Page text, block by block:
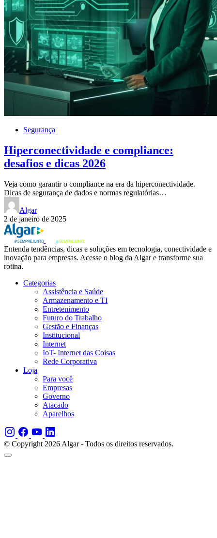
Segurança
Hiperconectividade e compliance:
desafios e dicas 2026
Veja como garantir o compliance na era da hiperconectividade.
Dicas de segurança de dados e normas regulatórias…
Algar
2 de janeiro de 2025
Entenda tendências, dicas e soluções em tecnologia, conectividade e
inovação para empresas. Acesse o blog da Algar e transforme sua
rotina.
Categorias
Assistência e Saúde
Armazenamento e TI
Entretenimento
Futuro do Trabalho
Gestão e Finanças
Institucional
Internet
IoT- Internet das Coisas
Rede Corporativa
Loja
Para você
Empresas
Governo
Atacado
Aparelhos
© Copyright 2026 Algar - Todos os direitos reservados.